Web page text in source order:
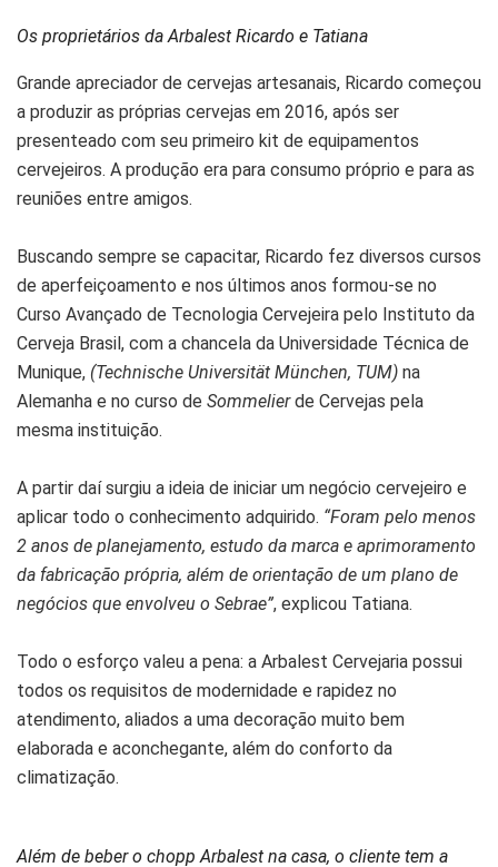
Os proprietários da Arbalest Ricardo e Tatiana
Grande apreciador de cervejas artesanais, Ricardo começou
a produzir as próprias cervejas em 2016, após ser
presenteado com seu primeiro kit de equipamentos
cervejeiros. A produção era para consumo próprio e para as
reuniões entre amigos.
Buscando sempre se capacitar, Ricardo fez diversos cursos
de aperfeiçoamento e nos últimos anos formou-se no
Curso Avançado de Tecnologia Cervejeira pelo Instituto da
Cerveja Brasil, com a chancela da Universidade Técnica de
Munique, (Technische Universität München, TUM) na
Alemanha e no curso de Sommelierde Cervejas pela
mesma instituição.
A partir daí surgiu a ideia de iniciar um negócio cervejeiro e
aplicar todo o conhecimento adquirido. “Foram pelo menos
2 anos de planejamento, estudo da marca e aprimoramento
da fabricação própria, além de orientação de um plano de
negócios que envolveu o Sebrae”, explicou Tatiana.
Todo o esforço valeu a pena: a Arbalest Cervejaria possui
todos os requisitos de modernidade e rapidez no
atendimento, aliados a uma decoração muito bem
elaborada e aconchegante, além do conforto da
climatização.
Além de beber o chopp Arbalest na casa, o cliente tem a